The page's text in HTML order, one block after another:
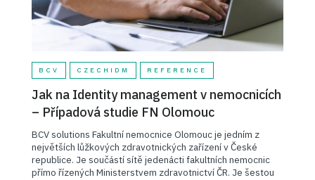
BCV CZECHIDM REFERENCE
Jak na Identity management v nemocnicích
– Případová studie FN Olomouc
BCV solutions Fakultní nemocnice Olomouc je jedním z
největších lůžkových zdravotnických zařízení v České
republice. Je součástí sítě jedenácti fakultních nemocnic
přímo řízených Ministerstvem zdravotnictví ČR. Je šestou